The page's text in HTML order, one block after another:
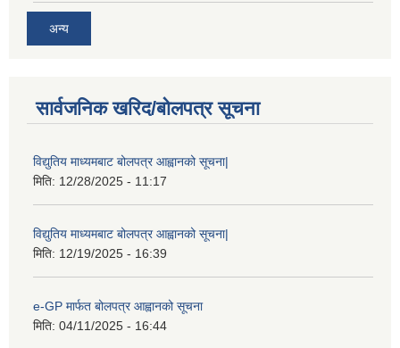
अन्य
सार्वजनिक खरिद/बोलपत्र सूचना
विद्युतिय माध्यमबाट बोलपत्र आह्वानको सूचना|
मिति: 12/28/2025 - 11:17
विद्युतिय माध्यमबाट बोलपत्र आह्वानको सूचना|
मिति: 12/19/2025 - 16:39
e-GP मार्फत बोलपत्र आह्वानको सूचना
मिति: 04/11/2025 - 16:44